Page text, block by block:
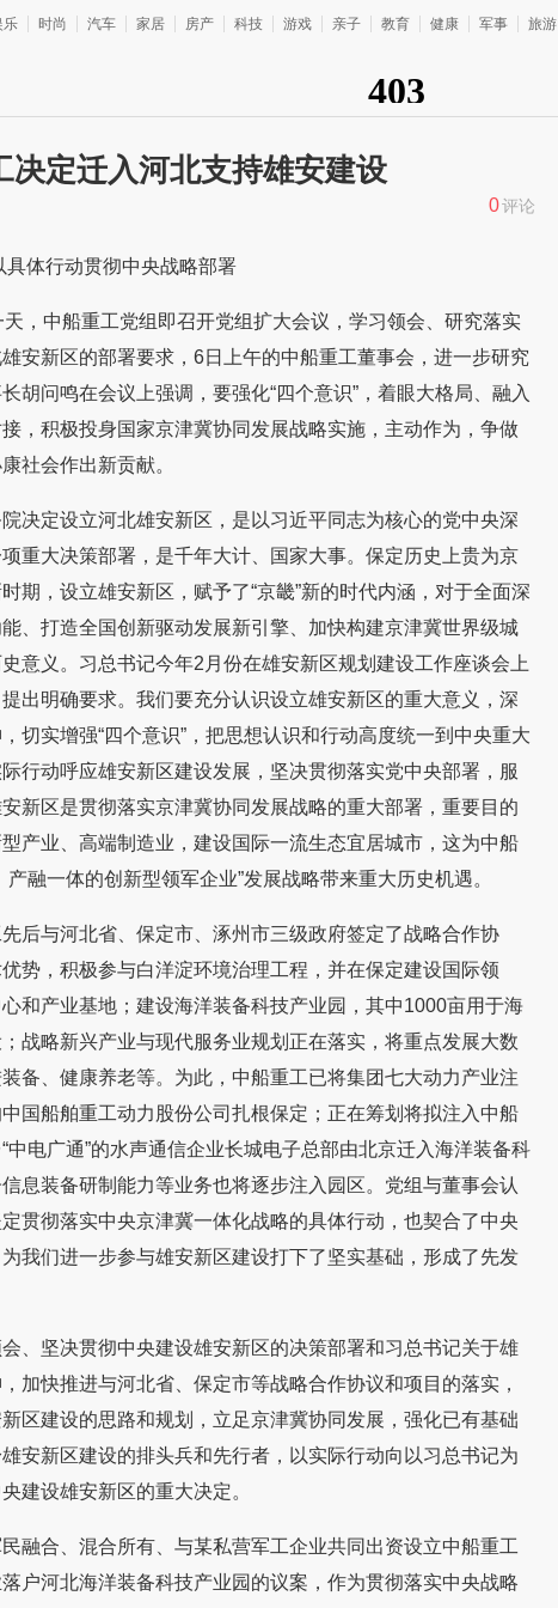
乐 时尚 汽车 家居 房产 科技 游戏 亲子 教育 健康 军事 旅游
决定迁入河北支持雄安建设
0评论
体行动贯彻中央战略部署
，中船重工党组即召开党组扩大会议，学习领会、研究落实
安新区的部署要求，6日上午的中船重工董事会，进一步研究
胡问鸣在会议上强调，要强化“四个意识”，着眼大格局、融入
，积极投身国家京津冀协同发展战略实施，主动作为，争做
社会作出新贡献。
决定设立河北雄安新区，是以习近平同志为核心的党中央深
重大决策部署，是千年大计、国家大事。保定历史上贵为京
期，设立雄安新区，赋予了“京畿”新的时代内涵，对于全面深
、打造全国创新驱动发展新引擎、加快构建京津冀世界级城
意义。习总书记今年2月份在雄安新区规划建设工作座谈会上
出明确要求。我们要充分认识设立雄安新区的重大意义，深
切实增强“四个意识”，把思想认识和行动高度统一到中央重大
行动呼应雄安新区建设发展，坚决贯彻落实党中央部署，服
新区是贯彻落实京津冀协同发展战略的重大部署，重要目的
产业、高端制造业，建设国际一流生态宜居城市，这为中船
融一体的创新型领军企业”发展战略带来重大历史机遇。
后与河北省、保定市、涿州市三级政府签定了战略合作协
势，积极参与白洋淀环境治理工程，并在保定建设国际领
和产业基地；建设海洋装备科技产业园，其中1000亩用于海
战略新兴产业与现代服务业规划正在落实，将重点发展大数
备、健康养老等。为此，中船重工已将集团七大动力产业注
国船舶重工动力股份公司扎根保定；正在筹划将拟注入中船
中电广通”的水声通信企业长城电子总部由北京迁入海洋装备科
息装备研制能力等业务也将逐步注入园区。党组与董事会认
贯彻落实中央京津冀一体化战略的具体行动，也契合了中央
我们进一步参与雄安新区建设打下了坚实基础，形成了先发
、坚决贯彻中央建设雄安新区的决策部署和习总书记关于雄
加快推进与河北省、保定市等战略合作协议和项目的落实，
区建设的思路和规划，立足京津冀协同发展，强化已有基础
安新区建设的排头兵和先行者，以实际行动向以习总书记为
建设雄安新区的重大决定。
融合、混合所有、与某私营军工企业共同出资设立中船重工
户河北海洋装备科技产业园的议案，作为贯彻落实中央战略